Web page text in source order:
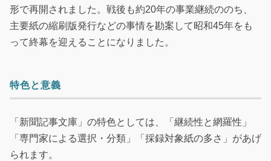
形で再開されました。戦後も約20年の事業継続ののち、
主要紙の縮刷版発行などの事情を勘案して昭和45年をも
って終幕を迎えることになりました。
特色と意義
「新聞記事文庫」の特色としては、「継続性と網羅性」
「専門家による選択・分類」「採録対象紙の多さ」があげ
られます。